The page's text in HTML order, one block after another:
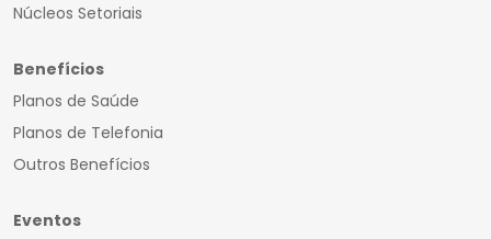
Núcleos Setoriais
Benefícios
Planos de Saúde
Planos de Telefonia
Outros Benefícios
Eventos